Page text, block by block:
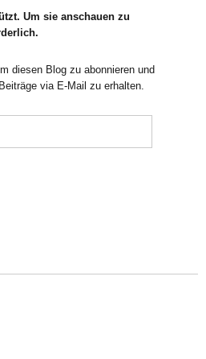
Um sie anschauen zu
diesen Blog zu abonnieren und
via E-Mail zu erhalten.